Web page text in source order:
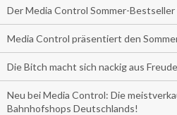
Der Media Control Sommer-
Media Control präsentiert den
Die Bitch macht sich nackig aus
Neu bei Media Control: Die
Bahnhofshops Deutschlands!